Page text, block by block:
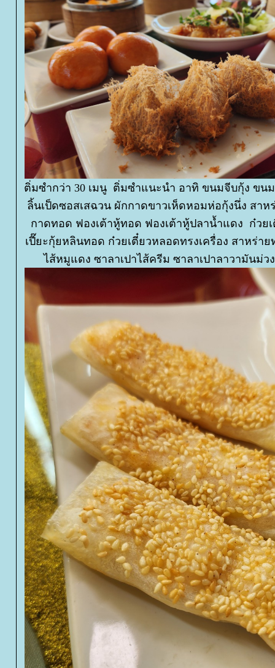
ติ่มซำกว่า 30 เมนู ติ่มซำแนะนำ อาทิ ขนมจีบกุ้ง ขน
ลิ้นเป็ดซอสเสฉวน ผักกาดขาวเห็ดหอมห่อกุ้งนึ่ง สา
กาดทอด ฟองเต้าหู้ทอด ฟองเต้าหู้ปลาน้ำแดง ก๋วย
เปี๊ยะกุ้ยหลินทอด ก๋วยเตี๋ยวหลอดทรงเครื่อง สาหร่า
ไส้หมูแดง ซาลาเปาไส้ครีม ซาลาเปาลาวามันม่